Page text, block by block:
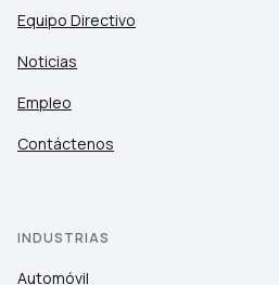
Equipo Directivo
Noticias
Empleo
Contáctenos
INDUSTRIAS
Automóvil